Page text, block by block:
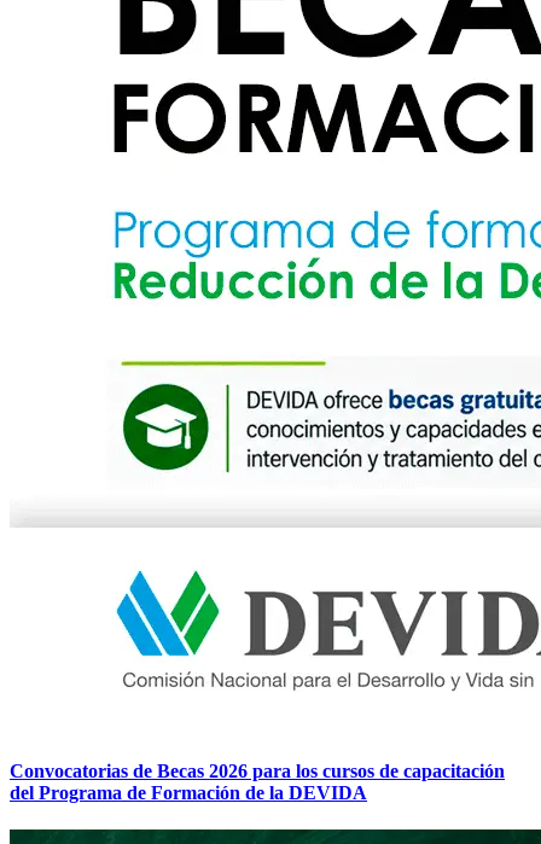
Convocatorias de Becas 2026 para los cursos de capacitación
del Programa de Formación de la DEVIDA